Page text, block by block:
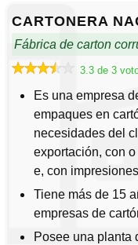
Industria
Packing S.A.S.
Papeles y
CARTONERA
Fábrica de carton
3.3 de 3
Es una empresa
empaques en
necesidades del
exportación, con
e, con
Tiene más de 15
empresas de
Posee una planta